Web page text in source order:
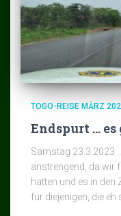
TOGO-REISE MÄRZ
Endspurt …
Samstag 23.3.2023
anstrengend, da wir
hatten und es in
für diejenigen, die